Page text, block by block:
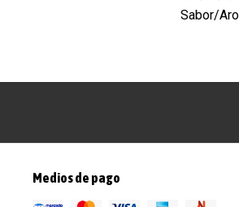
Sabor/
Medios de pago